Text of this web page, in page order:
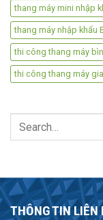
thang máy mini nhập
thang máy nhập khẩu
thi công thang máy
thi công thang máy
Search
THÔNG TIN LIÊN